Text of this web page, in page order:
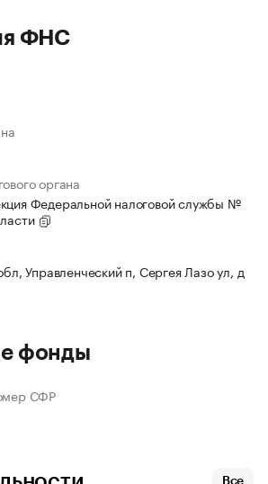
ФНС
органа
Федеральной налоговой службы №
Управленческий п, Сергея Лазо ул, д
фонды
СФР